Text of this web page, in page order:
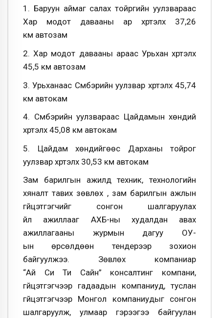
1. Баруун аймаг салах тойргийн уулзвараас
Хар модот давааны ар хүртэлх 37,26
км автозам
2. Хар модот давааны араас Урьхан хүртэлх
45,5 км автозам
3. Урьханаас Сүмбэрийн уулзвар хүртэлх 45,74
км автокам
4. Сүмбэрийн уулзвараас Цайдамын хөндий
хүртэлх 45,08 км автокам
5. Цайдам хөндийгөөс Дарханы тойрог
уулзвар хүртэлх 30,53 км автокам
Зам барилгын ажилд техник, технологийн
хяналт тавих зөвлөх , зам барилгын ажлын
гүйцэтгэгчийг сонгон шалгаруулах
үйл ажиллааг АХБ-ны худалдан авах
ажиллагааны журмын дагуу ОУ-
ын өрсөлдөөн тендерээр зохион
байгуулжээ. Зөвлөх компаниар
“Ай Си Ти Сайн” консалтинг компани,
гүйцэтгэгчээр гадаадын компаниуд, туслан
гүйцэтгэгчээр Монгол компаниудыг сонгон
шалгаруулж, улмаар гэрээгээ байгуулан